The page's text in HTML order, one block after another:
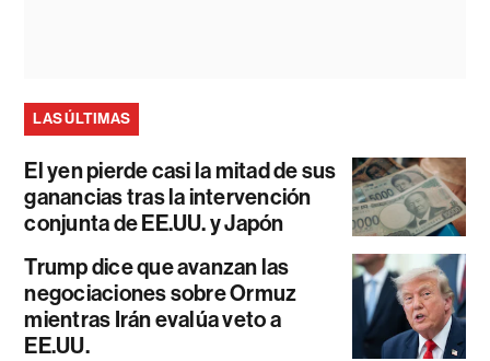
LAS ÚLTIMAS
El yen pierde casi la mitad de sus
ganancias tras la intervención
conjunta de EE.UU. y Japón
Trump dice que avanzan las
negociaciones sobre Ormuz
mientras Irán evalúa veto a
EE.UU.